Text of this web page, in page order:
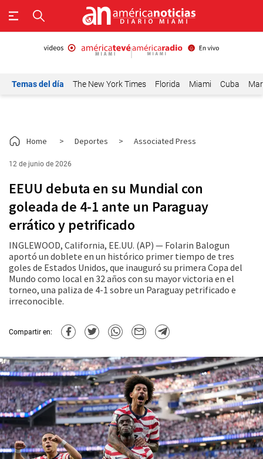
Temas del día The New York Times Florida Miami Cuba
Home > Deportes > Associated Press
12 de junio de 2026
EEUU debuta en su Mundial con
goleada de 4-1 ante un Paraguay
errático y petrificado
INGLEWOOD, California, EE.UU. (AP) — Folarin Balogun
aportó un doblete en un histórico primer tiempo de tres
goles de Estados Unidos, que inauguró su primera Copa del
Mundo como local en 32 años con su mayor victoria en el
torneo, una paliza de 4-1 sobre un Paraguay petrificado e
irreconocible.
Compartir en: